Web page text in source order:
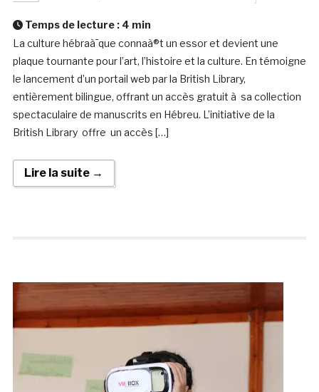
Temps de lecture : 4 min
La culture hébraà¯que connaà®t un essor et devient une
plaque tournante pour l’art, l’histoire et la culture. En témoigne
le lancement d’un portail web par la British Library,
entièrement bilingue, offrant un accès gratuit à sa collection
spectaculaire de manuscrits en Hébreu. L’initiative de la
British Library offre un accès […]
Lire la suite →